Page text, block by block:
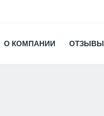
О КОМПАНИИ ОТЗЫВЫ